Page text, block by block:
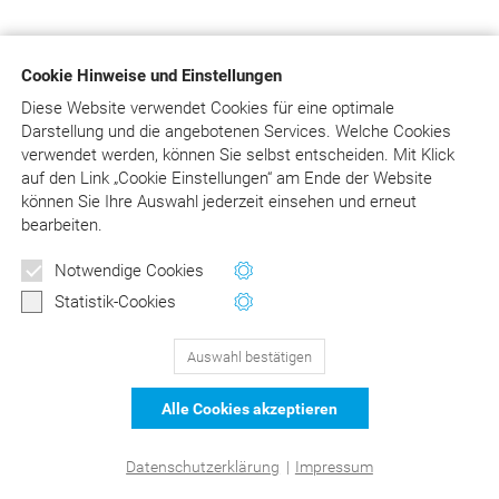
Cookie Hinweise und Einstellungen
Diese Website verwendet Cookies für eine optimale
Darstellung und die angebotenen Services. Welche Cookies
verwendet werden, können Sie selbst entscheiden. Mit Klick
aufden Link „Cookie Einstellungen“ am Ende der Website
können Sie Ihre Auswahl jederzeit einsehen und erneut
bearbeiten.
Notwendige Cookies
Statistik-Cookies
Auswahl bestätigen
Alle Cookies akzeptieren
Datenschutzerklärung | Impressum